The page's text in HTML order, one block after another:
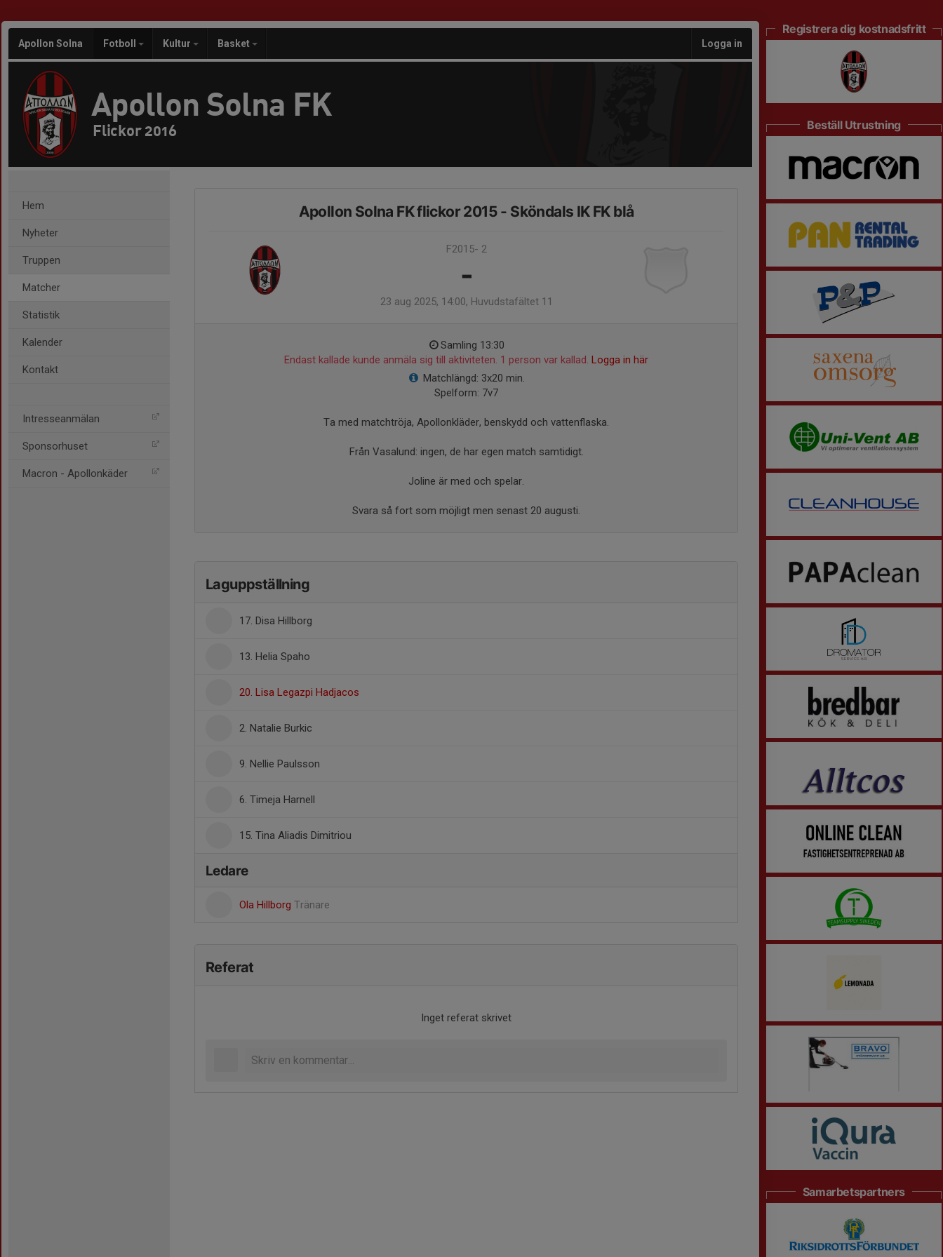
Apollon Solna Fotboll Kultur Basket Logga in
Apollon Solna FK
Flickor 2016
Hem
Nyheter
Truppen
Matcher
Statistik
Kalender
Kontakt
Intresseanmälan
Sponsorhuset
Macron - Apollonkäder
Apollon Solna FK flickor 2015 - Sköndals IK FK blå
F2015- 2
-
23 aug 2025, 14:00, Huvudstafältet 11
Samling 13:30
Endast kallade kunde anmäla sig till aktiviteten. 1 person var kallad. Logga in här
Matchlängd: 3x20 min.
Spelform: 7v7
Ta med matchtröja, Apollonkläder, benskydd och vattenflaska.
Från Vasalund: ingen, de har egen match samtidigt.
Joline är med och spelar.
Svara så fort som möjligt men senast 20 augusti.
Laguppställning
17. Disa Hillborg
13. Helia Spaho
20. Lisa Legazpi Hadjacos
2. Natalie Burkic
9. Nellie Paulsson
6. Timeja Harnell
15. Tina Aliadis Dimitriou
Ledare
Ola Hillborg Tränare
Referat
Inget referat skrivet
Registrera dig kostnadsfritt
Beställ Utrustning
Samarbetspartners